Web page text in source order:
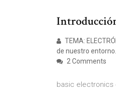
TEMA:
de nuestro
2 Comments
basic electronics